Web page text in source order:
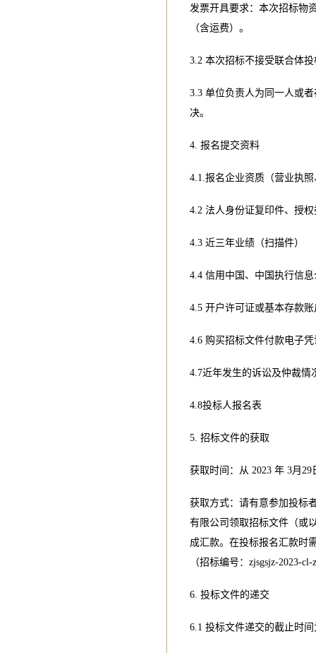
发票开具要求：本次招标物
（含运费）。
3.2 本次招标不接受联合体投
3.3 单位负责人为同一人或
决。
4. 报名提交资料
4.1.报名企业资质（营业执
4.2 法人身份证复印件、授
4.3 近三年业绩（扫描件）
4.4 信用中国、中国执行信
4.5 开户许可证或基本存款账
4.6 购买招标文件付款电子凭
4.7近年发生的诉讼及仲裁情
4.8投标人报名表
5. 招标文件的获取
获取时间：从 2023 年 3月29
获取方式：请有意参加投标
有限公司领取招标文件（或
成汇款。在投标报名汇款时
（招标编号：zjsgsjz-2023-
6. 投标文件的递交
6.1 投标文件递交的截止时